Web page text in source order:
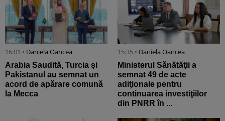
16:01 • Daniela Oancea
Arabia Saudită, Turcia şi
Pakistanul au semnat un
acord de apărare comună
la Mecca
15:35 • Daniela Oancea
Ministerul Sănătăţii a
semnat 49 de acte
adiţionale pentru
continuarea investiţiilor
din PNRR în ...